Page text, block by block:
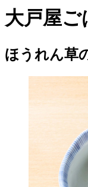
大戸屋ご
ほうれん草